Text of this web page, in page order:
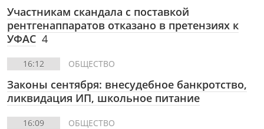
Участникам скандала с поставкой
рентгенаппаратов отказано в претензиях к
УФАС 4
16:12 ОБЩЕСТВО
Законы сентября: внесудебное банкротство,
ликвидация ИП, школьное питание
16:09 ОБЩЕСТВО